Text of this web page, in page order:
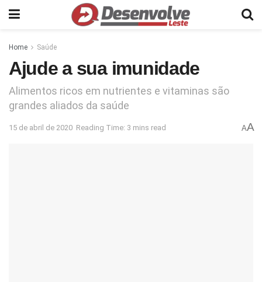
Home Saúde
Ajude a sua imunidade
Alimentos ricos em nutrientes e vitaminas são
grandes aliados da saúde
15 de abril de 2020 Reading Time: 3 mins read AA